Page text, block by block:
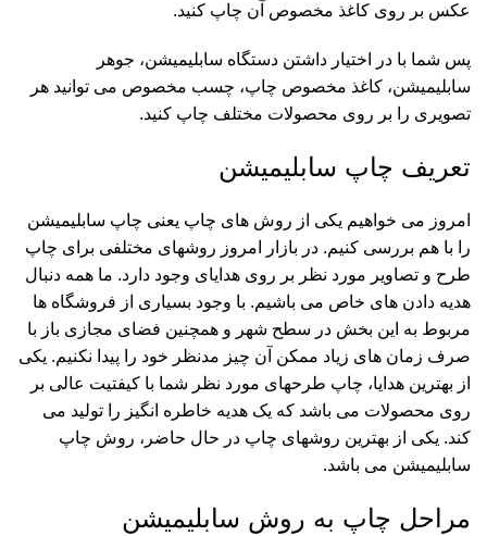
عکس بر روی کاغذ مخصوص آن چاپ کنید.
پس شما با در اختیار داشتن دستگاه سابلیمیشن، جوهر
سابلیمیشن، کاغذ مخصوص چاپ، چسب مخصوص می توانید هر
تصویری را بر روی محصولات مختلف چاپ کنید.
تعریف چاپ سابلیمیشن
امروز می خواهیم یکی از روش های چاپ یعنی چاپ سابلیمیشن
را با هم بررسی کنیم. در بازار امروز روشهای مختلفی برای چاپ
طرح و تصاویر مورد نظر بر روی هدایای وجود دارد. ما همه دنبال
هدیه دادن های خاص می باشیم. با وجود بسیاری از فروشگاه ها
مربوط به این بخش در سطح شهر و همچنین فضای مجازی باز با
صرف زمان های زیاد ممکن آن چیز مدنظر خود را پیدا نکنیم. یکی
از بهترین هدایا، چاپ طرحهای مورد نظر شما با کیفتیت عالی بر
روی محصولات می باشد که یک هدیه خاطره انگیز را تولید می
کند. یکی از بهترین روشهای چاپ در حال حاضر، روش چاپ
سابلیمیشن می باشد.
مراحل چاپ به روش سابلیمیشن